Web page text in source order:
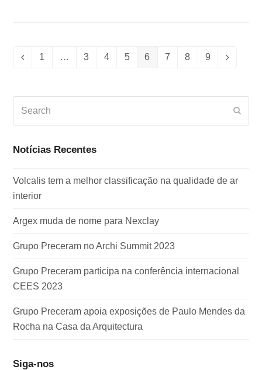
Previous
Page
1 … Page
3 Page
4 Page
5 Page
6 Page
7 Page
8 Page
9 Next
Notícias Recentes
Volcalis tem a melhor classificação na qualidade de ar
interior
Argex muda de nome para Nexclay
Grupo Preceram no Archi Summit 2023
Grupo Preceram participa na conferência internacional
CEES 2023
Grupo Preceram apoia exposições de Paulo Mendes da
Rocha na Casa da Arquitectura
Siga-nos